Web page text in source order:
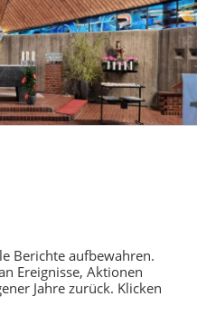
Berichte aufbewahren.
Ereignisse, Aktionen
Jahre zurück. Klicken